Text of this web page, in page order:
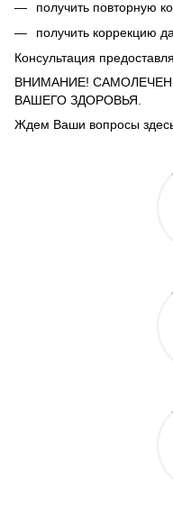
получить повторную
получить коррекцию
Консультация
ВНИМАНИЕ!
ВАШЕГО ЗДОРОВЬЯ.
Ждем Ваши вопросы